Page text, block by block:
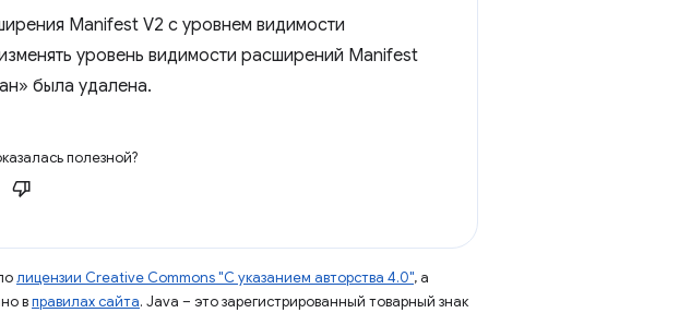
Manifest V2 с уровнем видимости
уровень видимости расширений Manifest
была удалена.
полезной?
лицензии Creative Commons "С указанием авторства 4.0", а
вправилах сайта. Java – это зарегистрированный товарный знак